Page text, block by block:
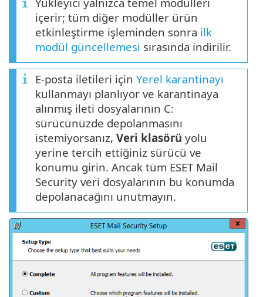
içerir; tüm diğer modüller ürün
etkinleştirme işleminden sonra ilk
modül güncellemesi sırasında indirilir.
E-posta iletileri için Yerel karantinayı
kullanmayı planlıyor ve karantinaya
alınmış ileti dosyalarının C:
sürücünüzde depolanmasını
istemiyorsanız, Veri klasörü yolu
yerine tercih ettiğiniz sürücü ve
konumu girin. Ancak tüm ESET Mail
Security veri dosyalarının bu konumda
depolanacağını unutmayın.